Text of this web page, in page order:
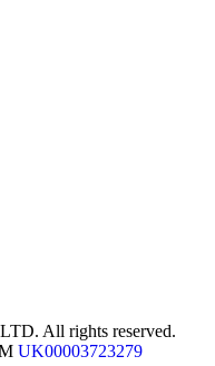
All rights reserved.
UK00003723279